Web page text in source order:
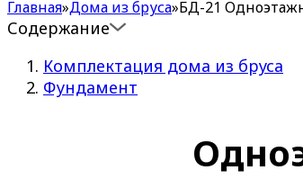
Главная»Дома из бруса»БД-21
Содержание
Комплектация дома из бруса
Фундамент